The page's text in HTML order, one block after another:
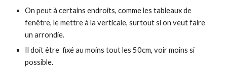
On peut à certains endroits, comme les tableaux de
fenêtre, le mettre à la verticale, surtout si on veut faire
un arrondie.
Il doit être fixé au moins tout les 50cm, voir moins si
possible.